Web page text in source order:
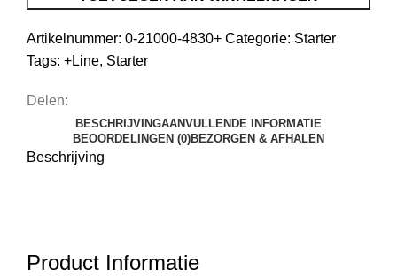
Artikelnummer: 0-21000-4830+ Categorie: Starter
Tags: +Line, Starter
Delen:
BESCHRIJVINGAANVULLENDE INFORMATIE
BEOORDELINGEN (0)BEZORGEN & AFHALEN
Beschrijving
Product Informatie